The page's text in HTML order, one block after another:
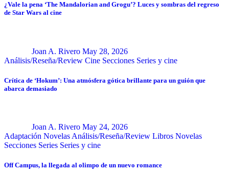
¿Vale la pena ‘The Mandalorian and Grogu’? Luces y sombras del regreso
de Star Wars al cine
Joan A. Rivero May 28, 2026
Análisis/Reseña/Review Cine Secciones Series y cine
Crítica de ‘Hokum’: Una atmósfera gótica brillante para un guión que
abarca demasiado
Joan A. Rivero May 24, 2026
Adaptación Novelas Análisis/Reseña/Review Libros Novelas
Secciones Series Series y cine
Off Campus, la llegada al olimpo de un nuevo romance